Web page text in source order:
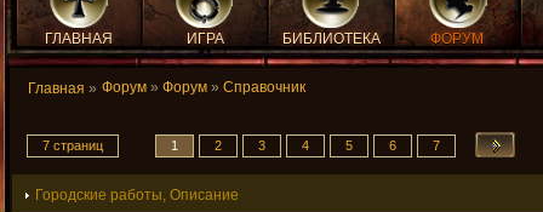
ГЛАВНАЯ ИГРА БИБЛИОТЕКА ФОРУМ
Главная » Форум » Форум » Справочник
7 страниц 1 2 3 4 5 6 7
Городские работы, Описание